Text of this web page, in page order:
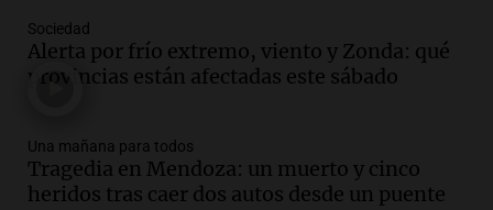
Episodios
Audio. Casabindo se prepara para una
celebración única: 30.000 turistas y el
Una mañana para todos
Episodios
Audio.Borges, abogada de Pourrain:
Sociedad
Alerta por frío extremo, viento y Zonda: qué
provincias están afectadas este sábado
Una mañana para todos
Tragedia en Mendoza: un muerto y cinco
heridos tras caer dos autos desde un puente